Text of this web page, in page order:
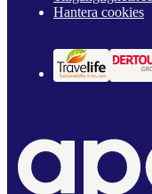
Hantera cookies